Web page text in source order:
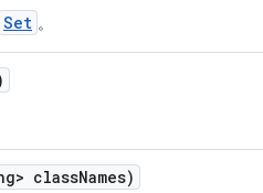
Set 。
classNames)